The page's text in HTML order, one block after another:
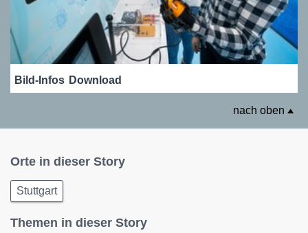
Bild-Infos Download
nach oben
Orte in dieser Story
Stuttgart
Themen in dieser Story